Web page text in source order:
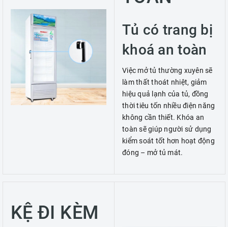
Tủ có trang bị
khoá an toàn
Việc mở tủ thường xuyên sẽ
làm thất thoát nhiệt, giảm
hiệu quả lạnh của tủ, đồng
thời tiêu tốn nhiều điện năng
không cần thiết. Khóa an
toàn sẽ giúp người sử dụng
kiểm soát tốt hơn hoạt động
đóng – mở tủ mát.
KỆ ĐI KÈM